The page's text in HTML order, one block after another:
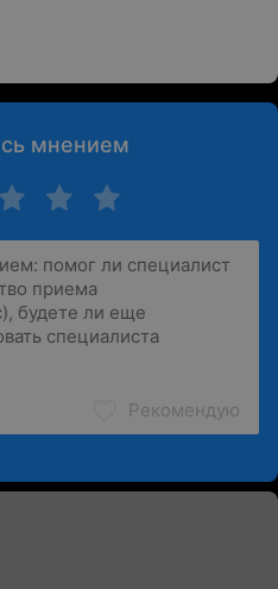
мнением
Рекомендую